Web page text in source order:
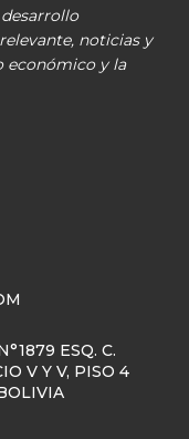
noticias y
económico y la
ESQ. C.
V Y V, PISO 4